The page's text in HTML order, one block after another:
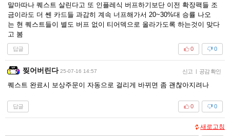
말마따나 퀘스트 살린다고 또 인플레식 버프하기보단 이전 확장팩들 조
금이라도 더 쎈 카드들 과감히 계속 너프해가서 20~30%대 승률 나오
는 현 퀘스트들이 별도 버프 없이 티어덱으로 올라가도록 하는것이 맞다
고 봄
답글 0
0
찢어버린다 25-07-16 14:57 신고 | 공감 확인
퀘스트 완료시 보상주문이 자동으로 걸리게 바뀌면 좀 괜찮아지려나
답글 0
0
새로고침